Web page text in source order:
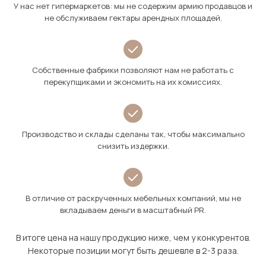
У нас нет гипермаркетов: мы не содержим армию продавцов и
не обслуживаем гектары арендных площадей.
Собственные фабрики позволяют нам не работать с
перекупщиками и экономить на их комиссиях.
Производство и склады сделаны так, чтобы максимально
снизить издержки.
В отличие от раскрученных мебельных компаний, мы не
вкладываем деньги в масштабный PR.
В итоге цена на нашу продукцию ниже, чем у конкурентов.
Некоторые позиции могут быть дешевле в 2-3 раза.